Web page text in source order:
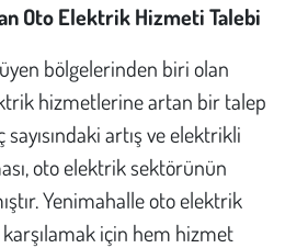
Oto Elektrik Hizmeti Talebi
bölgelerinden biri olan
hizmetlerine artan bir talep
artış ve elektrikli
oto elektrik sektörünün
Yenimahalle oto elektrik
için hem hizmet